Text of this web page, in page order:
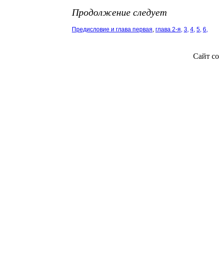
Продолжение следует
Предисловие и глава первая, глава 2-я, 3, 4, 5, 6,
Сайт